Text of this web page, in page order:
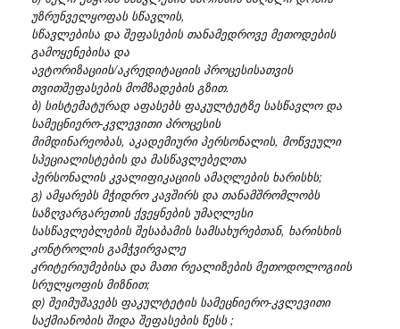
უზრუნველყოფას სწავლის,
სწავლებისა და შეფასების თანამედროვე მეთოდების
გამოყენებისა და
ავტორიზაციის/აკრედიტაციის პროცესისათვის
თვითშეფასების მომზადების გზით.
ბ) სისტემატურად აფასებს ფაკულტეტზე სასწავლო და
სამეცნიერო-კვლევითი პროცესის
მიმდინარეობას, აკადემიური პერსონალის, მოწვეული
სპეციალისტების და მასწავლებელთა
პერსონალის კვალიფიკაციის ამაღლების ხარისხს;
გ) ამყარებს მჭიდრო კავშირს და თანამშრომლობს
საზღვარგარეთის ქვეყნების უმაღლესი
სასწავლებლების შესაბამის სამსახურებთან, ხარისხის
კონტროლის გამჭვირვალე
კრიტერიუმებისა და მათი რეალიზების მეთოდოლოგიის
სრულყოფის მიზნით;
დ) შეიმუშავებს ფაკულტეტის სამეცნიერო-კვლევითი
საქმიანობის შიდა შეფასების წესს ;